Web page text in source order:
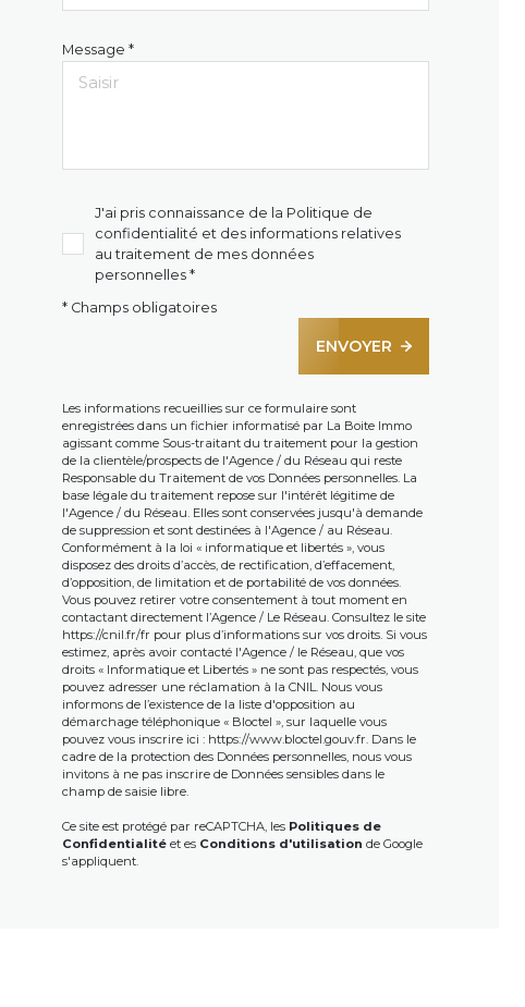
Message *
J'ai pris connaissance de la Politique de
confidentialité et des informations relatives
au traitement de mes données
personnelles *
* Champs obligatoires
ENVOYER
Les informations recueillies sur ce formulaire sont
enregistrées dans un fichier informatisé par La Boite Immo
agissant comme Sous-traitant du traitement pour la gestion
de la clientèle/prospects de l'Agence / du Réseau qui reste
Responsable du Traitement de vos Données personnelles. La
base légale du traitement repose sur l'intérêt légitime de
l'Agence / du Réseau. Elles sont conservées jusqu'à demande
de suppression et sont destinées à l'Agence / au Réseau.
Conformément à la loi « informatique et libertés », vous
disposez des droits d’accès, de rectification, d’effacement,
d’opposition, de limitation et de portabilité de vos données.
Vous pouvez retirer votre consentement à tout moment en
contactant directement l’Agence / Le Réseau. Consultez le site
https://cnil.fr/fr pour plus d’informations sur vos droits. Si vous
estimez, après avoir contacté l'Agence / le Réseau, que vos
droits « Informatique et Libertés » ne sont pas respectés, vous
pouvez adresser une réclamation à la CNIL. Nous vous
informons de l’existence de la liste d'opposition au
démarchage téléphonique « Bloctel », sur laquelle vous
pouvez vous inscrire ici : https://www.bloctel.gouv.fr . Dans le
cadre de la protection des Données personnelles, nous vous
invitons à ne pas inscrire de Données sensibles dans le
champ de saisie libre.
Ce site est protégé par reCAPTCHA, les Politiques de
Confidentialitéet es Conditions d'utilisation de Google
s'appliquent.